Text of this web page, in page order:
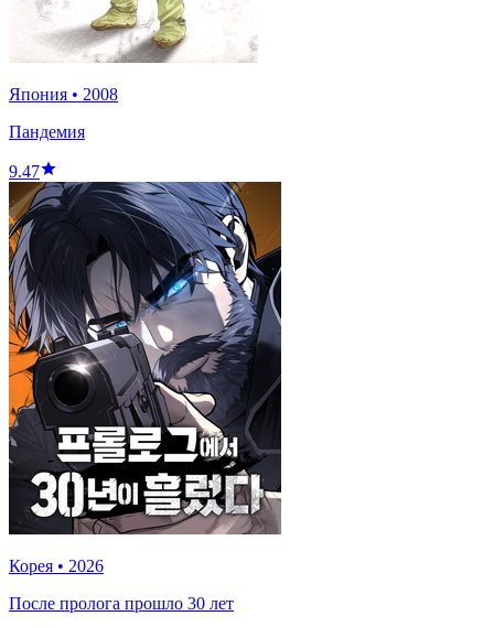
Япония • 2008
Пандемия
9.47
Корея • 2026
После пролога прошло 30 лет